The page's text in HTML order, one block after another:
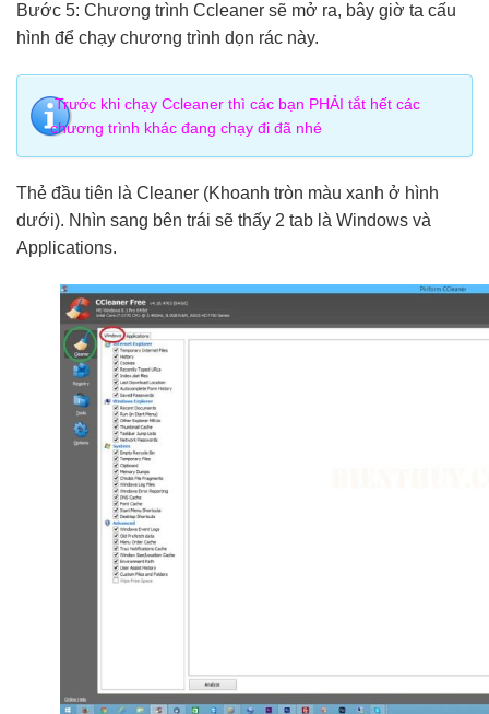
Bước 5: Chương trình Ccleaner sẽ mở ra, bây giờ ta cấu
hình để chạy chương trình dọn rác này.
Trước khi chạy Ccleaner thì các bạn PHẢI tắt hết các
chương trình khác đang chạy đi đã nhé
Thẻ đầu tiên là Cleaner (Khoanh tròn màu xanh ở hình
dưới). Nhìn sang bên trái sẽ thấy 2 tab là Windows và
Applications.